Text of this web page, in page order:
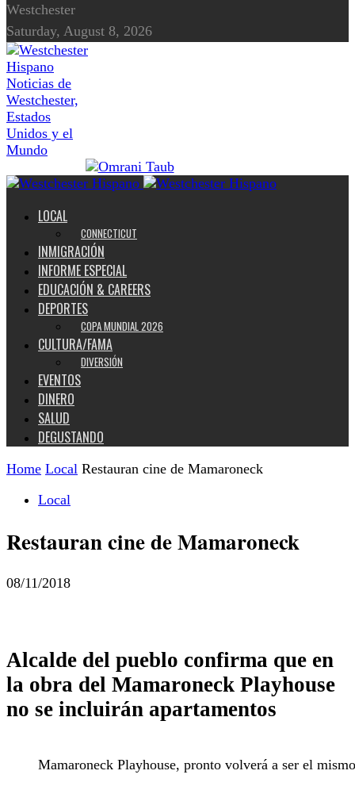
Westchester
Saturday, August 8, 2026
Noticias de
Westchester,
Estados
Unidos y el
Mundo
LOCAL
CONNECTICUT
INMIGRACIÓN
INFORME ESPECIAL
EDUCACIÓN & CAREERS
DEPORTES
COPA MUNDIAL 2026
CULTURA/FAMA
DIVERSIÓN
EVENTOS
DINERO
SALUD
DEGUSTANDO
Home Local Restauran cine de Mamaroneck
Local
Restauran cine de Mamaroneck
08/11/2018
Alcalde del pueblo confirma que en
la obra del Mamaroneck Playhouse
no se incluirán apartamentos
Mamaroneck Playhouse, pronto volverá a ser el